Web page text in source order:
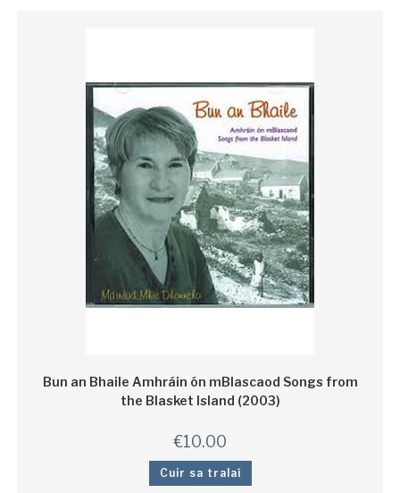
Bun an Bhaile Amhráin ón mBlascaod Songs from
the Blasket Island (2003)
€10.00
Cuir sa tralaí